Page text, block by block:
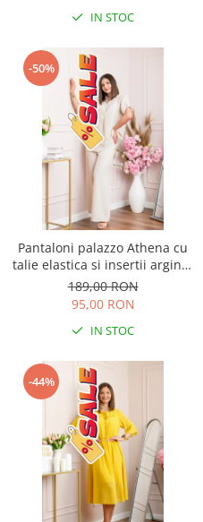
IN STOC
-50%
Pantaloni palazzo Athena cu
talie elastica si insertii argintii
- Ecru
189,00 RON
95,00 RON
IN STOC
-44%